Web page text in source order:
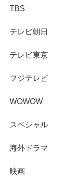
TBS
テレビ朝日
テレビ東京
フジテレビ
WOWOW
スペシャル
海外ドラマ
映画